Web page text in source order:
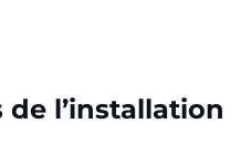
de l’installation